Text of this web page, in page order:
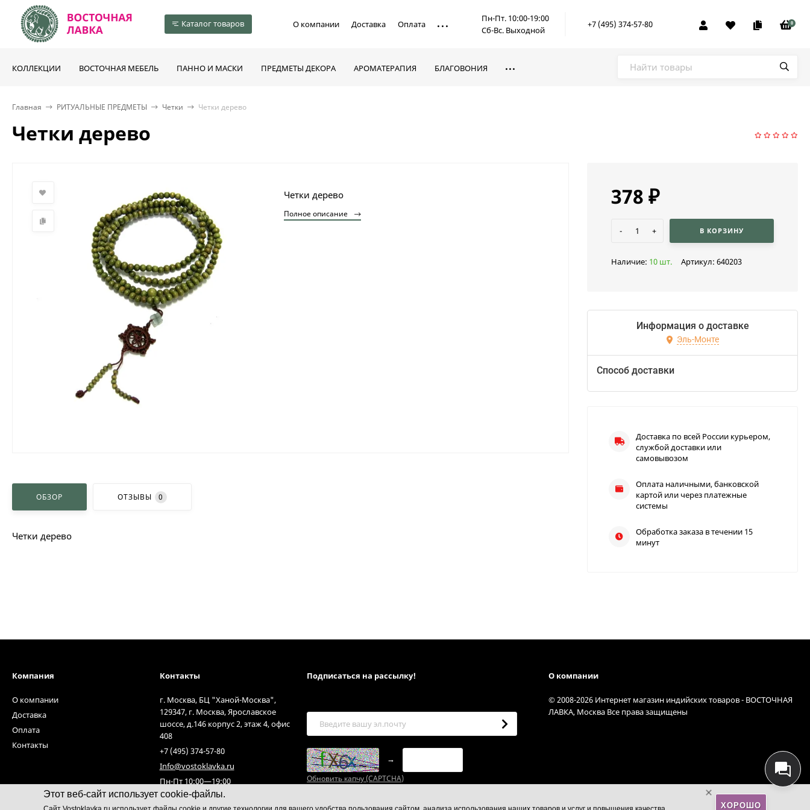
Этот веб-сайт использует cookie-файлы.
ХОРОШО
Каталог товаров О компании Доставка Оплата
Пн-Пт. 10:00-19:00
Сб-Вс. Выходной
+7 (495) 374-57-80 0
КОЛЛЕКЦИИ ВОСТОЧНАЯ МЕБЕЛЬ ПАННО И МАСКИ ПРЕДМЕТЫ ДЕКОРА АРОМАТЕРАПИЯ БЛАГОВОНИЯ
Главная РИТУАЛЬНЫЕ ПРЕДМЕТЫ Четки Четки дерево
Четки дерево
Четки дерево
Полное описание
ОБЗОР ОТЗЫВЫ 0
Четки дерево
378 ₽
- + В КОРЗИНУ
Наличие: 10 шт. Артикул: 640203
Информация о доставке
Эль-Монте
Способ доставки
Доставка по всей России курьером,
службой доставки или
самовывозом
Оплата наличными, банковской
картой или через платежные
системы
Обработка заказа в течении 15
минут
Компания
О компании
Доставка
Оплата
Контакты
Контакты
г. Москва, БЦ "Ханой-Москва",
129347, г. Москва, Ярославское
шоссе, д.146 корпус 2, этаж 4, офис
408
+7 (495) 374-57-80
Info@vostoklavka.ru
Пн-Пт 10:00—19:00
Подписаться на рассылкy!
→
Обновить капчу (CAPTCHA)
О компании
© 2008-2026 Интернет магазин индийских товаров - ВОСТОЧНАЯ
ЛАВКА, Москва Все права защищены